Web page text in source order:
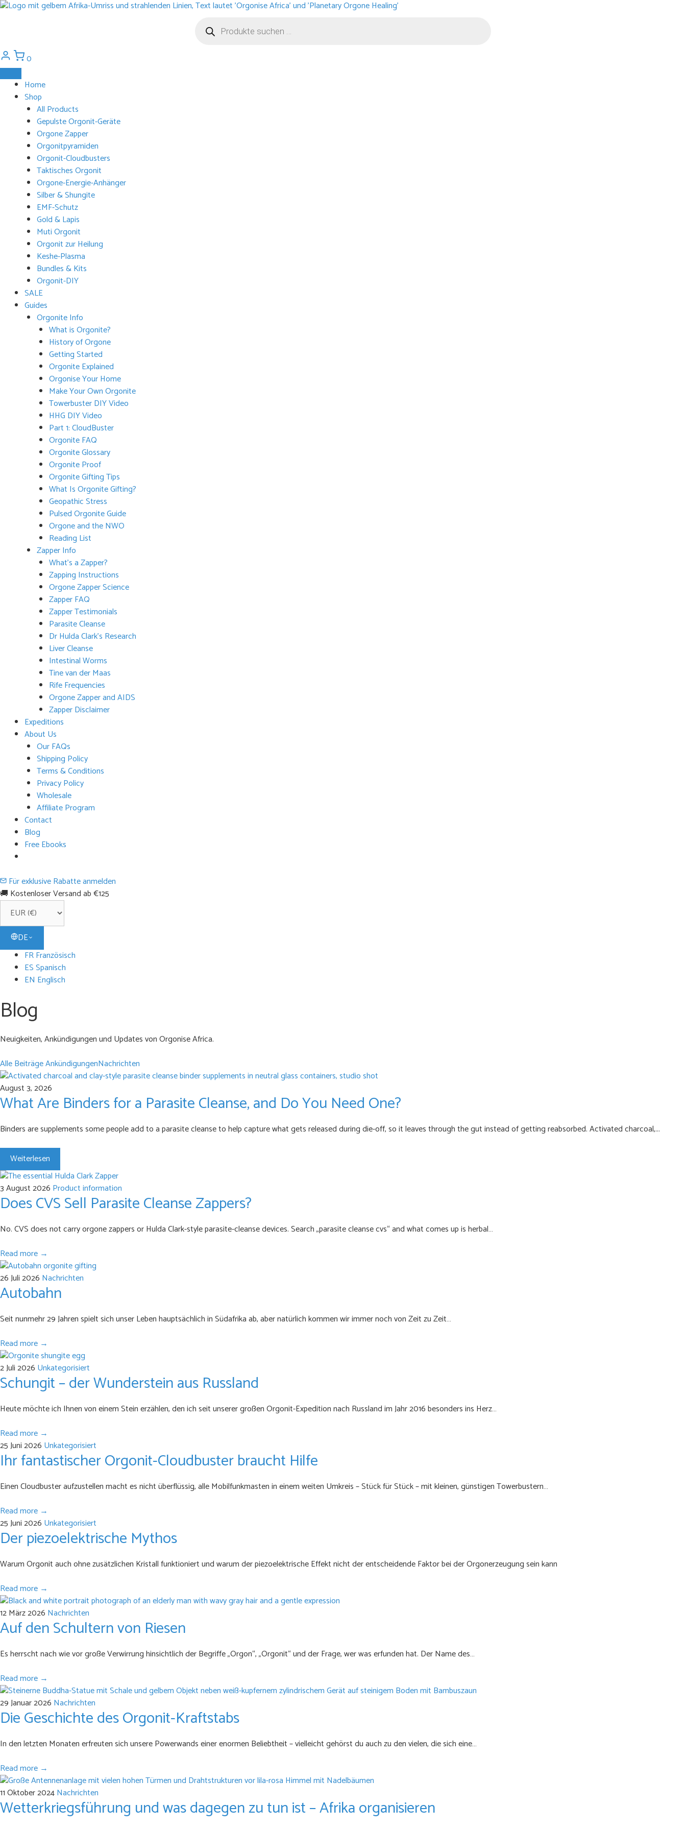
Zum
search
0
Home
Shop
All Products
Gepulste Orgonit-Geräte
Orgone Zapper
Orgonitpyramiden
Orgonit-Cloudbusters
Taktisches Orgonit
Orgone-Energie-Anhänger
Silber & Shungite
EMF-Schutz
Gold & Lapis
Muti Orgonit
Orgonit zur Heilung
Keshe-Plasma
Bundles & Kits
Orgonit-DIY
SALE
Guides
Orgonite Info
What is Orgonite?
History of Orgone
Getting Started
Orgonite Explained
Orgonise Your Home
Make Your Own Orgonite
Towerbuster DIY Video
HHG DIY Video
Part 1: CloudBuster
Orgonite FAQ
Orgonite Glossary
Orgonite Proof
Orgonite Gifting Tips
What Is Orgonite Gifting?
Geopathic Stress
Pulsed Orgonite Guide
Orgone and the NWO
Reading List
Zapper Info
What’s a Zapper?
Zapping Instructions
Orgone Zapper Science
Zapper FAQ
Zapper Testimonials
Parasite Cleanse
Dr Hulda Clark’s Research
Liver Cleanse
Intestinal Worms
Tine van der Maas
Rife Frequencies
Orgone Zapper and AIDS
Zapper Disclaimer
Expeditions
About Us
Our FAQs
Shipping Policy
Terms & Conditions
Privacy Policy
Wholesale
Affiliate Program
Contact
Blog
Free Ebooks
Für exklusive Rabatte anmelden
🚚 Kostenloser Versand ab €125
DE
FR Französisch
ES Spanisch
EN Englisch
Blog
Neuigkeiten, Ankündigungen und Updates von Orgonise Africa.
Alle BeiträgeAnkündigungenNachrichten
August 3, 2026
What Are Binders for a Parasite Cleanse, and Do You Need One?
Binders are supplements some people add to a parasite cleanse to help capture what gets released during die-off, so it leaves through the gut instead of getting reabsorbed. Activated charcoal,...
Weiterlesen
3 August 2026 Product information
Does CVS Sell Parasite Cleanse Zappers?
No. CVS does not carry orgone zappers or Hulda Clark-style parasite-cleanse devices. Search „parasite cleanse cvs“ and what comes up is herbal…
Read more →
26 Juli 2026 Nachrichten
Autobahn
Seit nunmehr 29 Jahren spielt sich unser Leben hauptsächlich in Südafrika ab, aber natürlich kommen wir immer noch von Zeit zu Zeit…
Read more →
2 Juli 2026 Unkategorisiert
Schungit – der Wunderstein aus Russland
Heute möchte ich Ihnen von einem Stein erzählen, den ich seit unserer großen Orgonit-Expedition nach Russland im Jahr 2016 besonders ins Herz…
Read more →
25 Juni 2026 Unkategorisiert
Ihr fantastischer Orgonit-Cloudbuster braucht Hilfe
Einen Cloudbuster aufzustellen macht es nicht überflüssig, alle Mobilfunkmasten in einem weiten Umkreis – Stück für Stück – mit kleinen, günstigen Towerbustern…
Read more →
25 Juni 2026 Unkategorisiert
Der piezoelektrische Mythos
Warum Orgonit auch ohne zusätzlichen Kristall funktioniert und warum der piezoelektrische Effekt nicht der entscheidende Faktor bei der Orgonerzeugung sein kann
Read more →
12 März 2026 Nachrichten
Auf den Schultern von Riesen
Es herrscht nach wie vor große Verwirrung hinsichtlich der Begriffe „Orgon“, „Orgonit“ und der Frage, wer was erfunden hat. Der Name des…
Read more →
29 Januar 2026 Nachrichten
Die Geschichte des Orgonit-Kraftstabs
In den letzten Monaten erfreuten sich unsere Powerwands einer enormen Beliebtheit – vielleicht gehörst du auch zu den vielen, die sich eine…
Read more →
11 Oktober 2024Nachrichten
Wetterkriegsführung und was dagegen zu tun ist – Afrika organisieren